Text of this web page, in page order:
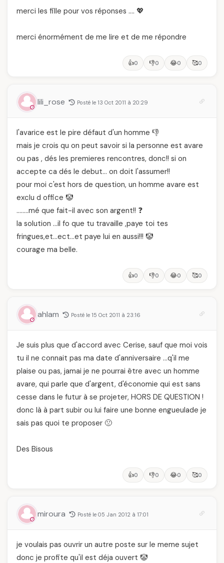
merci les fille pour vos réponses …. 💖
merci énormément de me lire et de me répondre
👍0 👎0 😂0 🥰0
lili_rose Posté le 13 Oct 2011 à 20:29
l'avarice est le pire défaut d'un homme 👎
mais je crois qu on peut savoir si la personne est avare
ou pas , dés les premieres rencontres, donc!! si on
accepte ca dés le debut… on doit l'assumer!!
pour moi c'est hors de question, un homme avare est
exclu d office 🤡
……..mé que fait-il avec son argent!! ❓
la solution …il fo que tu travaille ,paye toi tes
fringues,et…ect…et paye lui en aussi!!! 🤡
courage ma belle.
👍0 👎0 😂0 🥰0
ahlam Posté le 15 Oct 2011 à 23:16
Je suis plus que d'accord avec Cerise, sauf que moi vois
tu il ne connait pas ma date d'anniversaire …q'il me
plaise ou pas, jamai je ne pourrai être avec un homme
avare, qui parle que d'argent, d'économie qui est sans
cesse dans le futur à se projeter, HORS DE QUESTION !
donc là à part subir ou lui faire une bonne engueulade je
sais pas quoi te proposer 🙁
Des Bisous
👍0 👎0 😂0 🥰0
miroura Posté le 05 Jan 2012 à 17:01
je voulais pas ouvrir un autre poste sur le meme sujet
donc je profite qu'il est déja ouvert 🤡